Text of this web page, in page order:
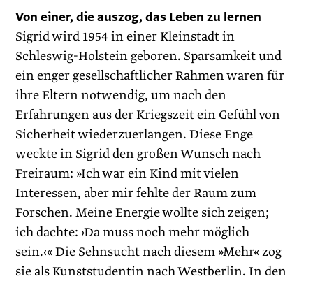
Von einer, die auszog, das Leben zu lernen
Sigrid wird 1954 in einer Kleinstadt in
Schleswig-Holstein geboren. Sparsamkeit und
ein enger gesellschaftlicher Rahmen waren für
ihre Eltern notwendig, um nach den
Erfahrungen aus der Kriegszeit ein Gefühl von
Sicherheit wiederzuerlangen. Diese Enge
weckte in Sigrid den großen Wunsch nach
Freiraum: »Ich war ein Kind mit vielen
Interessen, aber mir fehlte der Raum zum
Forschen. Meine Energie wollte sich zeigen;
ich dachte: ›Da muss noch mehr möglich
sein.‹« Die Sehnsucht nach diesem »Mehr« zog
sie als Kunststudentin nach Westberlin. In den